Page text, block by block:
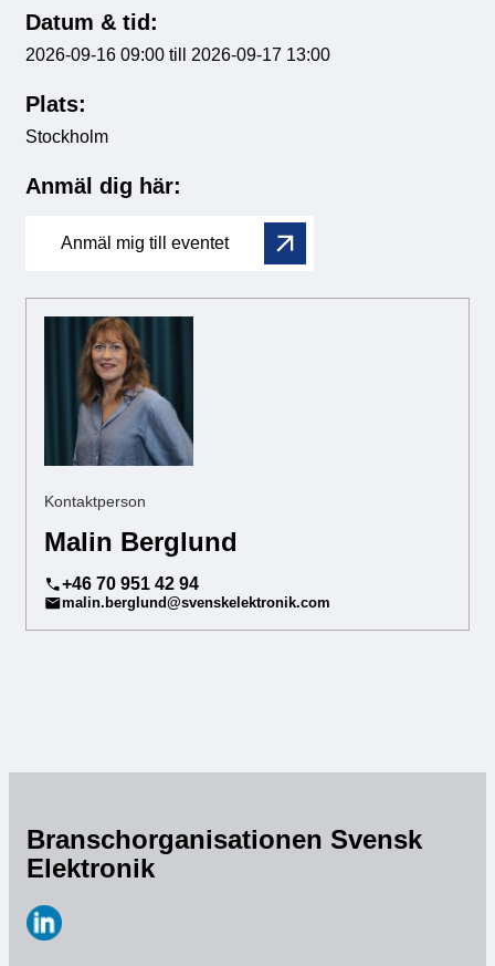
Datum & tid:
2026-09-16 09:00 till 2026-09-17 13:00
Plats:
Stockholm
Anmäl dig här:
Anmäl mig till eventet
Kontaktperson
Malin Berglund
‭+46 70 951 42 94‬
malin.berglund@svenskelektronik.com
Branschorganisationen Svensk
Elektronik